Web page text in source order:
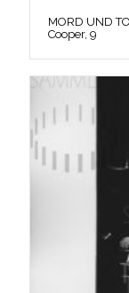
MORD UND
Cooper, 9